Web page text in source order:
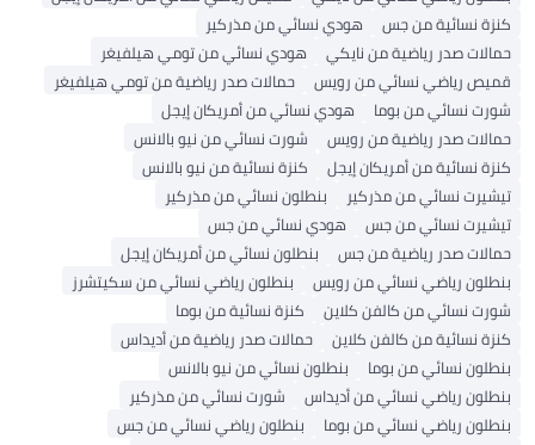
كنزة نسائية من جس
هودي نسائي من مذركير
حمالات صدر رياضية من نايكي
هودي نسائي من تومي هيلفيغر
قميص رياضي نسائي من رويس
حمالات صدر رياضية من تومي هيلفيغر
شورت نسائي من بوما
هودي نسائي من أمريكان إيجل
حمالات صدر رياضية من رويس
شورت نسائي من نيو بالانس
كنزة نسائية من أمريكان إيجل
كنزة نسائية من نيو بالانس
تيشيرت نسائي من مذركير
بنطلون نسائي من مذركير
تيشيرت نسائي من جس
هودي نسائي من جس
حمالات صدر رياضية من جس
بنطلون نسائي من أمريكان إيجل
بنطلون رياضي نسائي من رويس
بنطلون رياضي نسائي من سكيتشرز
شورت نسائي من كالفن كلاين
كنزة نسائية من بوما
كنزة نسائية من كالفن كلاين
حمالات صدر رياضية من أديداس
بنطلون نسائي من بوما
بنطلون نسائي من نيو بالانس
بنطلون رياضي نسائي من أديداس
شورت نسائي من مذركير
بنطلون رياضي نسائي من بوما
بنطلون رياضي نسائي من جس